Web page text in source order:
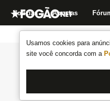
Usamos cookies para
site você concorda com a
Notícias Apostas